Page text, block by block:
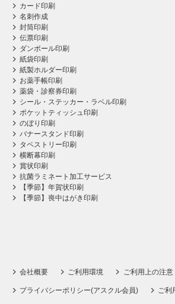
カード印刷
名刺作成
封筒印刷
伝票印刷
ダンボール印刷
紙袋印刷
紙製ホルダー印刷
お薬手帳印刷
薬袋・診察券印刷
シール・ステッカー・ラベル印刷
ポケットティッシュ印刷
のぼり印刷
バナースタンド印刷
タペストリー印刷
横断幕印刷
賞状印刷
抗菌ラミネート加工サービス
【季節】年賀状印刷
【季節】喪中はがき印刷
会社概要 ご利用環境 ご利用上の注意
プライバシーポリシー(アスクル会員) ご利